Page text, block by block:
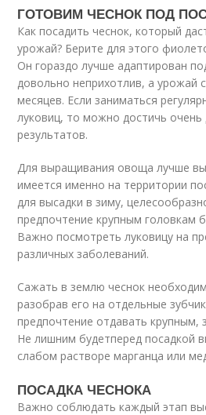
ГОТОВИМ ЧЕСНОК ПОД
Как посадить чеснок, который
урожай? Берите для этого
Он гораздо лучше адаптирован
довольно неприхотлив, а урожай
месяцев. Если заниматься
луковиц, то можно достичь очень
результатов.
Для выращивания овоща лучше
имеется именно на территории
для высадки в зиму,
предпочтение крупным головкам
Важно посмотреть луковицу на
различных заболеваний.
Сажать в землю чеснок
разобрав его на отдельные
предпочтение отдавать крупным,
Не лишним будетперед посадкой
слабом растворе марганца или
ПОСАДКА ЧЕСНОКА
Важно соблюдать каждый этап